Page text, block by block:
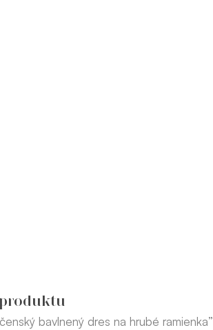
bavlnený dres na hrubé ramienka”